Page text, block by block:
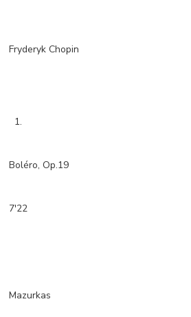
Fryderyk Chopin
1.
Boléro, Op.19
7'22
Mazurkas